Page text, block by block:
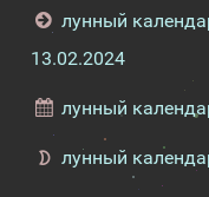
лунный
13.02.2024
лунный
лунный